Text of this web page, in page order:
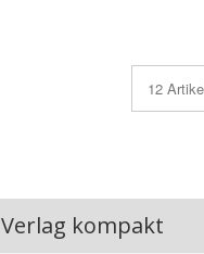
Verlag kompakt